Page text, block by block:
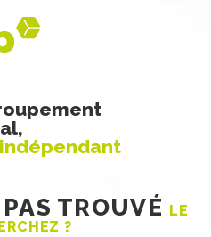
TROUVÉ LE
?